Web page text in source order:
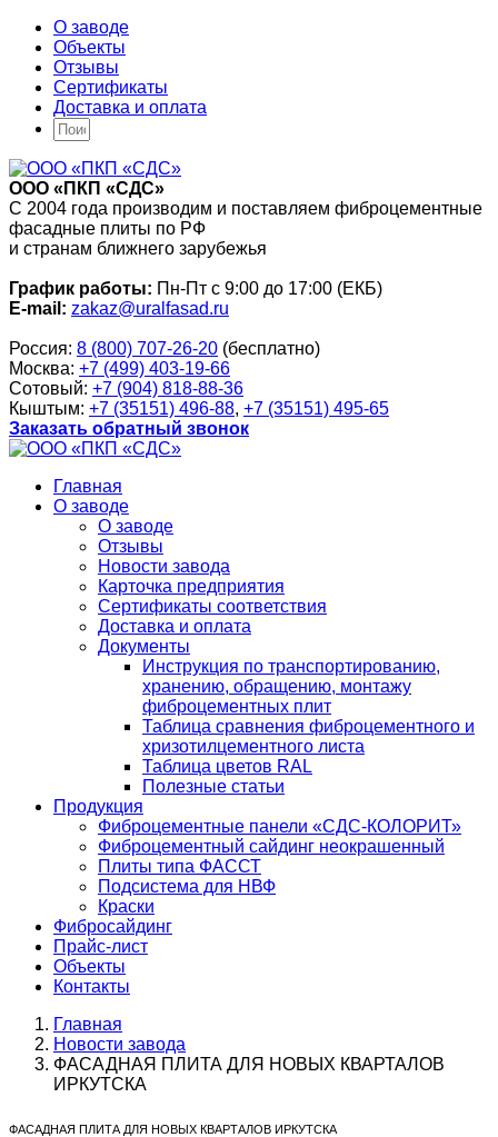
О заводе
Объекты
Отзывы
Сертификаты
Доставка и оплата
ООО «ПКП «СДС»
С 2004 года производим и поставляем фиброцементные
фасадные плиты по РФ
и странам ближнего зарубежья
График работы: Пн-Пт с 9:00 до 17:00 (ЕКБ)
E-mail: zakaz@uralfasad.ru
Россия: 8 (800) 707-26-20 (бесплатно)
Москва: +7 (499) 403-19-66
Сотовый: +7 (904) 818-88-36
Кыштым: +7 (35151) 496-88, +7 (35151) 495-65
Заказать обратный звонок
Главная
О заводе
О заводе
Отзывы
Новости завода
Карточка предприятия
Сертификаты соответствия
Доставка и оплата
Документы
Инструкция по транспортированию,
хранению, обращению, монтажу
фиброцементных плит
Таблица сравнения фиброцементного и
хризотилцементного листа
Таблица цветов RAL
Полезные статьи
Продукция
Фиброцементные панели «СДС-КОЛОРИТ»
Фиброцементный сайдинг неокрашенный
Плиты типа ФАССТ
Подсистема для НВФ
Краски
Фибросайдинг
Прайс-лист
Объекты
Контакты
Главная
Новости завода
ФАСАДНАЯ ПЛИТА ДЛЯ НОВЫХ КВАРТАЛОВ
ИРКУТСКА
ФАСАДНАЯ ПЛИТА ДЛЯ НОВЫХ КВАРТАЛОВ ИРКУТСКА